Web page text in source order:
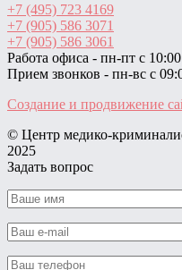
+7 (495) 723 4169
+7 (905) 586 3071
+7 (905) 586 3061
Работа офиса - пн-пт с
Прием звонков - пн-вс с
Создание и продвижение
© Центр медико-
2025
Задать вопрос